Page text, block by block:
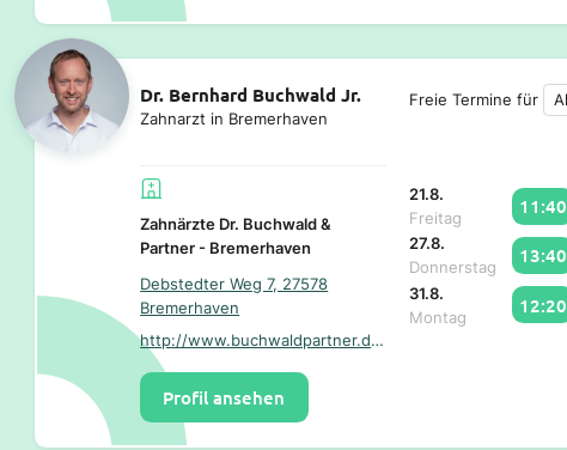
Dr. Bernhard Buchwald Jr.
Zahnarzt in Bremerhaven
Zahnärzte Dr. Buchwald &
Partner - Bremerhaven
Debstedter Weg 7, 27578
Bremerhaven
http://www.buchwaldpartner.de/
Profil ansehen
Freie Termine für
21.8.
Freitag
11:40
27.8.
Donnerstag
13:40
31.8.
Montag
12:20